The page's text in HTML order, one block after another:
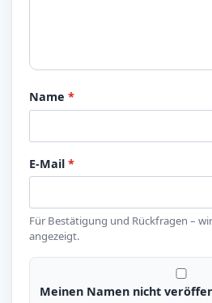
Name*
E-Mail*
Für Bestätigung und Rückfragen –
angezeigt.
Meinen Namen nicht